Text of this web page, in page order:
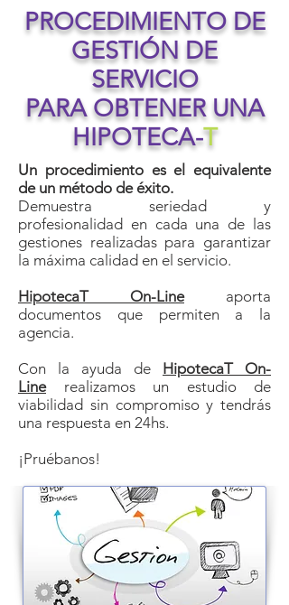
PROCEDIMIENTO DE
GESTIÓN DE
SERVICIO
PARA OBTENER UNA
HIPOTECA-T
Un procedimiento es el equivalente
de un método de éxito.​
Demuestra seriedad y
profesionalidad en cada una de las
gestiones realizadas para garantizar
la máxima calidad en el servicio.
HipotecaT On-Lineaporta
documentos que permiten a la
agencia.
Con la ayuda de HipotecaT On-
Linerealizamos un estudio de
viabilidad sin compromiso y tendrás
una respuesta en 24hs.
¡Pruébanos!